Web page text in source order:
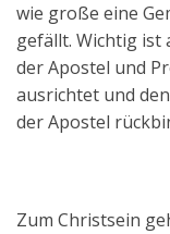
wie große eine
gefällt. Wichtig ist
der Apostel und
ausrichtet und
der Apostel
Zum Christsein